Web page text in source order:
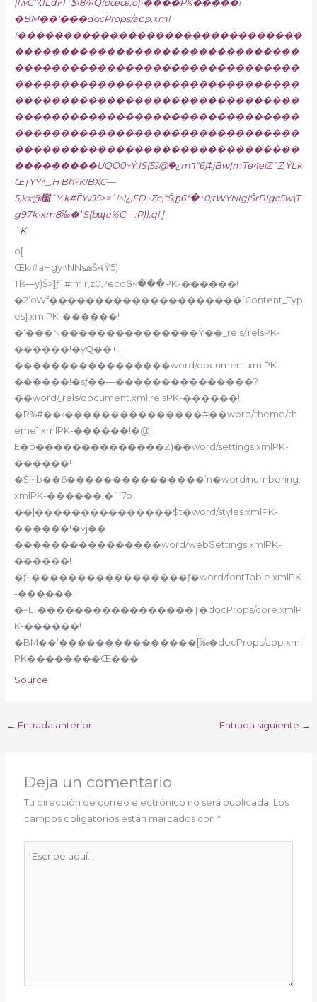
|lwC‘?,fLdFI˜$‹84‹Q(oœœ‚o|•����PK�����!
�BM��‘���docProps/app.xml
(�������������������������������
�������������������������������
�������������������������������
�������������������������������
�������������������������������
�������������������������������
�������������������������������
�������������������������������
���������UQO0~Ÿ:IS(5š@ۨ�ƹm٦“6ƒ‡jBw|mTѳ4eiZ˜Z,ŸLk
Œ†YŸ^_.H Bh?K!BXC—
5,kx@׭ˆY.k#ЁYvJ5>=`!^l¿‚FD~Zc‚*Š;ը6*�+0;tWYNIgjŠrBIgҫ5w\T
g97k•xm8‰�”S(bɰe%C—:R)),ql ]
`K
o[
Œk·#aHgy^NNsܣŠ•ŧŸ5)
Tlš—y)Š>]ƒ`#:mlr‚z0,?ecoՏ~���PK-������!
�2‘oWf���������������������[Content_Typ
es].xmlPK-������!
�‘���N���������������Ÿ��_rels/.relsPK-
������!�yQ��+…
�����������������word/document.xmlPK-
������!�sƒ��—���������������?
��word/_rels/document.xml.relsPK-������!
�R%#��‹���������������#��word/theme/th
eme1.xmlPK-������!�@_
E�p��������������Z)��word/settings.xmlPK-
������!
�Ši~b��6���������������’n�word/numbering.
xmlPK-������!�ˆ‘7o
��|���������������$t�word/styles.xmlPK-
������!�vj��
����������������word/webSettings.xmlPK-
������!
�ƒ~�����������������ƒ�word/fontTable.xmlPK
-������!
�~LT�����������������†�docProps/core.xmlP
K-������!
�BM��‘���������������[‰�docProps/app.xml
PK��������Œ���
Source
← Entrada anterior Entrada siguiente →
Deja un comentario
Tu dirección de correo electrónico no será publicada. Los
campos obligatorios están marcados con*